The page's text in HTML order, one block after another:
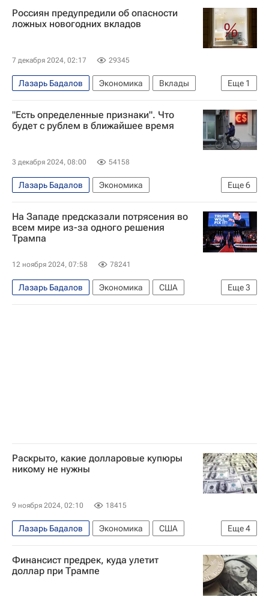
Россиян предупредили об опасности
ложных новогодних вкладов
7 декабря 2024, 02:17 29345
Еще 1
Лазарь Бадалов Экономика
Вклады
Россия
"Есть определенные признаки". Что
будет с рублем в ближайшее время
3 декабря 2024, 08:00 54158
Еще6
Лазарь Бадалов
Экономика
Цены на нефть
Россия
Максим Решетников
Центральный Банк РФ (ЦБ РФ)
Газпромбанк
Brent
На Западе предсказали потрясения во
всем мире из-за одного решения
Трампа
12 ноября 2024, 07:58 78241
Еще3
Лазарь Бадалов Экономика
США
Дональд Трамп
Раскрыто, какие долларовые купюры
никому не нужны
9 ноября 2024, 02:10 18415
Еще4
Лазарь Бадалов Экономика
США
Европа
доллары Банки банкноты
Финансист предрек, куда улетит
доллар при Трампе